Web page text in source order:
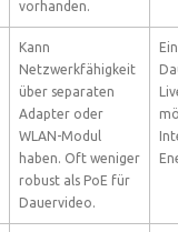
vorhanden.
Kann
Netzwerkfähigkeit
über separaten
Adapter oder
WLAN-Modul
haben. Oft weniger
robust als PoE für
Dauervideo.